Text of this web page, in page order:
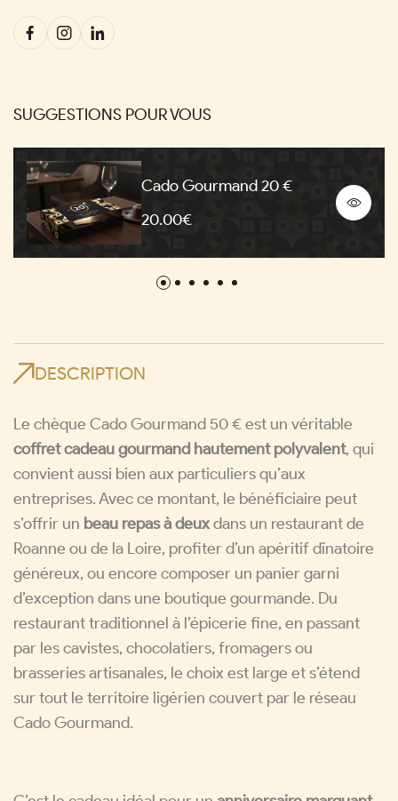
SUGGESTIONS POUR VOUS
Cado Gourmand 20 €
20.00€
DESCRIPTION
Le chèque Cado Gourmand 50 € est un véritable
coffret cadeau gourmand hautement polyvalent, qui
convient aussi bien aux particuliers qu’aux
entreprises. Avec ce montant, le bénéficiaire peut
s’offrir un beau repas à deuxdans un restaurant de
Roanne ou de la Loire, profiter d’un apéritif dînatoire
généreux, ou encore composer un panier garni
d’exception dans une boutique gourmande. Du
restaurant traditionnel à l’épicerie fine, en passant
par les cavistes, chocolatiers, fromagers ou
brasseries artisanales, le choix est large et s’étend
sur tout le territoire ligérien couvert par le réseau
Cado Gourmand.